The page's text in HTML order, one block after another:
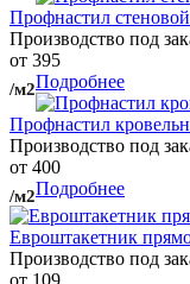
Профнастил
Производство под
от 395
/м2Подробнее
Профнастил
Производство под
от 400
/м2Подробнее
Евроштакетник
Производство под
от 109